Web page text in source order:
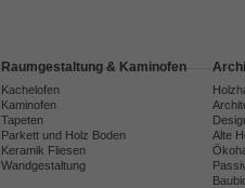
Raumgestaltung & Kaminofen
Kachelofen
Kaminofen
Tapeten
Parkett und Holz Boden
Keramik Fliesen
Wandgestaltung
Alte